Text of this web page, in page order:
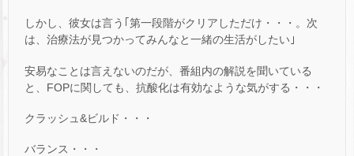
しかし、彼女は言う｢第一段階がクリアしただけ・・・。次
は、治療法が見つかってみんなと一緒の生活がしたい｣
安易なことは言えないのだが、番組内の解説を聞いている
と、FOPに関しても、抗酸化は有効なような気がする・・・
クラッシュ&ビルド・・・
バランス・・・